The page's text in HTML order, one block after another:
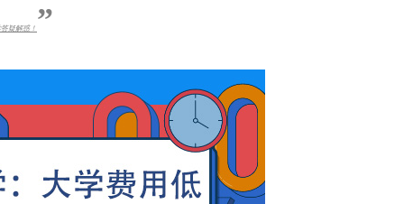
疑解惑！ ”